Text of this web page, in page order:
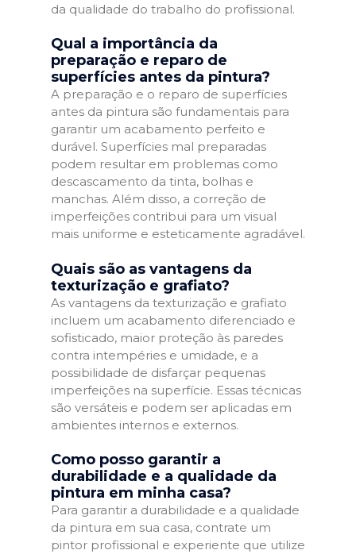
da qualidade do trabalho do profissional.
Qual a importância da
preparação e reparo de
superfícies antes da pintura?
A preparação e o reparo de superfícies
antes da pintura são fundamentais para
garantir um acabamento perfeito e
durável. Superfícies mal preparadas
podem resultar em problemas como
descascamento da tinta, bolhas e
manchas. Além disso, a correção de
imperfeições contribui para um visual
mais uniforme e esteticamente agradável.
Quais são as vantagens da
texturização e grafiato?
As vantagens da texturização e grafiato
incluem um acabamento diferenciado e
sofisticado, maior proteção às paredes
contra intempéries e umidade, e a
possibilidade de disfarçar pequenas
imperfeições na superfície. Essas técnicas
são versáteis e podem ser aplicadas em
ambientes internos e externos.
Como posso garantir a
durabilidade e a qualidade da
pintura em minha casa?
Para garantir a durabilidade e a qualidade
da pintura em sua casa, contrate um
pintor profissional e experiente que utilize